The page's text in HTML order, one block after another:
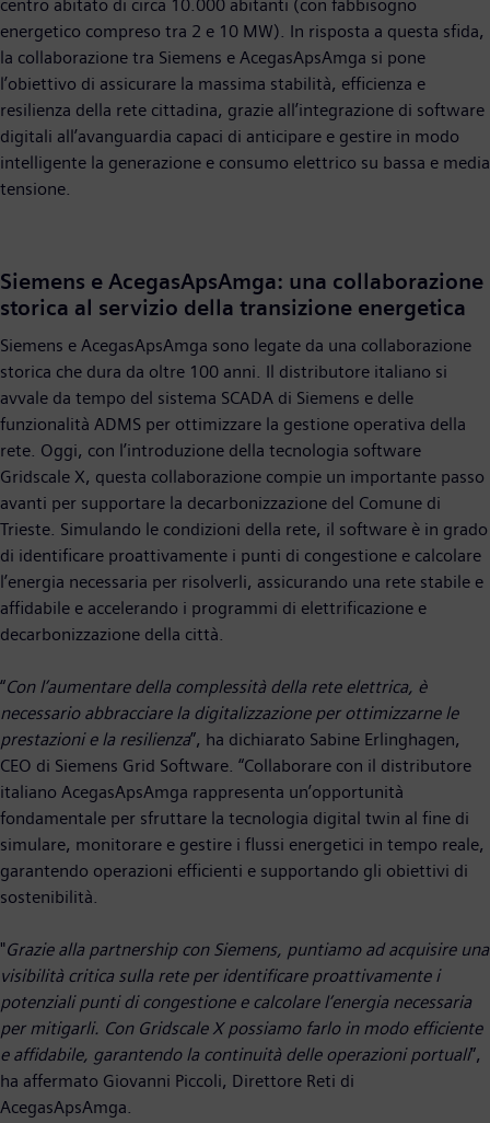
centro abitato di circa 10.000 abitanti (con fabbisogno
energetico compreso tra 2 e 10 MW). In risposta a questa sfida,
la collaborazione tra Siemens e AcegasApsAmga si pone
l’obiettivo di assicurare la massima stabilità, efficienza e
resilienza della rete cittadina, grazie all’integrazione di software
digitali all’avanguardia capaci di anticipare e gestire in modo
intelligente la generazione e consumo elettrico su bassa e media
tensione.
Siemens e AcegasApsAmga: una collaborazione
storica al servizio della transizione energetica
Siemens e AcegasApsAmga sono legate da una collaborazione
storica che dura da oltre 100 anni. Il distributore italiano si
avvale da tempo del sistema SCADA di Siemens e delle
funzionalità ADMS per ottimizzare la gestione operativa della
rete. Oggi, con l’introduzione della tecnologia software
Gridscale X, questa collaborazione compie un importante passo
avanti per supportare la decarbonizzazione del Comune di
Trieste. Simulando le condizioni della rete, il software è in grado
di identificare proattivamente i punti di congestione e calcolare
l’energia necessaria per risolverli, assicurando una rete stabile e
affidabile e accelerando i programmi di elettrificazione e
decarbonizzazione della città.
“Con l’aumentare della complessità della rete elettrica, è
necessario abbracciare la digitalizzazione per ottimizzarne le
prestazioni e la resilienza”, ha dichiarato Sabine Erlinghagen,
CEO di Siemens Grid Software. “Collaborare con il distributore
italiano AcegasApsAmga rappresenta un’opportunità
fondamentale per sfruttare la tecnologia digital twin al fine di
simulare, monitorare e gestire i flussi energetici in tempo reale,
garantendo operazioni efficienti e supportando gli obiettivi di
sostenibilità.
"Grazie alla partnership con Siemens, puntiamo ad acquisire una
visibilità critica sulla rete per identificare proattivamente i
potenziali punti di congestione e calcolare l’energia necessaria
per mitigarli. Con Gridscale X possiamo farlo in modo efficiente
e affidabile, garantendo la continuità delle operazioni portuali”,
ha affermato Giovanni Piccoli, Direttore Reti di
AcegasApsAmga.